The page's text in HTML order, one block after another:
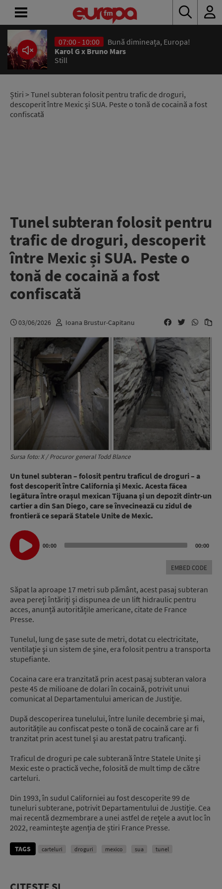
07:00 - 10:00
Bună dimineața, Europa!
Karol G x Bruno Mars
Still
Știri > Tunel subteran folosit pentru trafic de droguri,
descoperit între Mexic și SUA. Peste o tonă de cocaină a fost
confiscată
Tunel subteran folosit pentru
trafic de droguri, descoperit
între Mexic și SUA. Peste o
tonă de cocaină a fost
confiscată
03/06/2026 Ioana Brustur-Capitanu
Sursa foto: X / Procuror general Todd Blance
Un tunel subteran – folosit pentru traficul de droguri – a
fost descoperit între California şi Mexic. Acesta făcea
legătura între oraşul mexican Tijuana şi un depozit dintr-un
cartier a din San Diego, care se învecinează cu zidul de
frontieră ce separă Statele Unite de Mexic.
Audio
Player
00:00 00:00
EMBED CODE
Săpat la aproape 17 metri sub pământ, acest pasaj subteran
avea pereţi întăriţi şi dispunea de un lift hidraulic pentru
acces, anunță autoritățile americane, citate de France
Presse.
Tunelul, lung de şase sute de metri, dotat cu electricitate,
ventilaţie şi un sistem de şine, era folosit pentru a transporta
stupefiante.
Cocaina care era tranzitată prin acest pasaj subteran valora
peste 45 de milioane de dolari în cocaină, potrivit unui
comunicat al Departamentului american de Justiţie.
După descoperirea tunelului, între lunile decembrie şi mai,
autoritățile au confiscat peste o tonă de cocaină care ar fi
tranzitat prin acest tunel şi au arestat patru traficanţi.
Traficul de droguri pe cale subterană între Statele Unite şi
Mexic este o practică veche, folosită de mult timp de către
carteluri.
Din 1993, în sudul Californiei au fost descoperite 99 de
tuneluri subterane, potrivit Departamentului de Justiţie. Cea
mai recentă dezmembrare a unei astfel de reţele a avut loc în
2022, reaminteşte agenția de știri France Presse.
TAGS carteluri droguri mexico sua tunel
ACASĂ
ȘTIRI
RADIO
CONCURSURI